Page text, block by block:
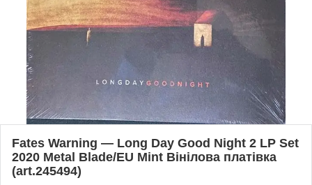
Fates Warning — Long Day Good Night 2 LP Set
2020 Metal Blade/EU Mint Вінілова платівка
(art.245494)